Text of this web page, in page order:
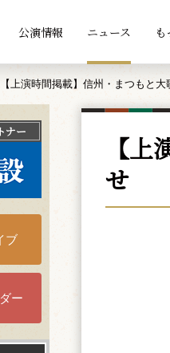
公演情報 ニュース
【上演時間掲載】信州・まつもと
【
せ
ナー
ブ
ー